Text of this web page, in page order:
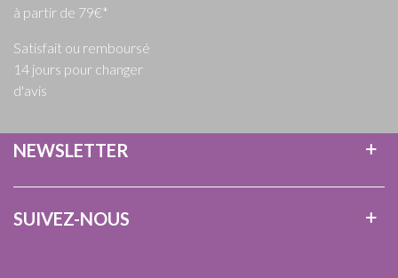
à partir de 79€*
Satisfait ou remboursé
14 jours pour changer
d'avis
NEWSLETTER
SUIVEZ-NOUS